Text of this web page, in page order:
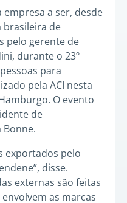
empresa a ser, desde
brasileira de
pelo gerente de
durante o 23º
para
pela ACI nesta
O evento
de
Bonne.
exportados pelo
disse.
externas são feitas
as marcas